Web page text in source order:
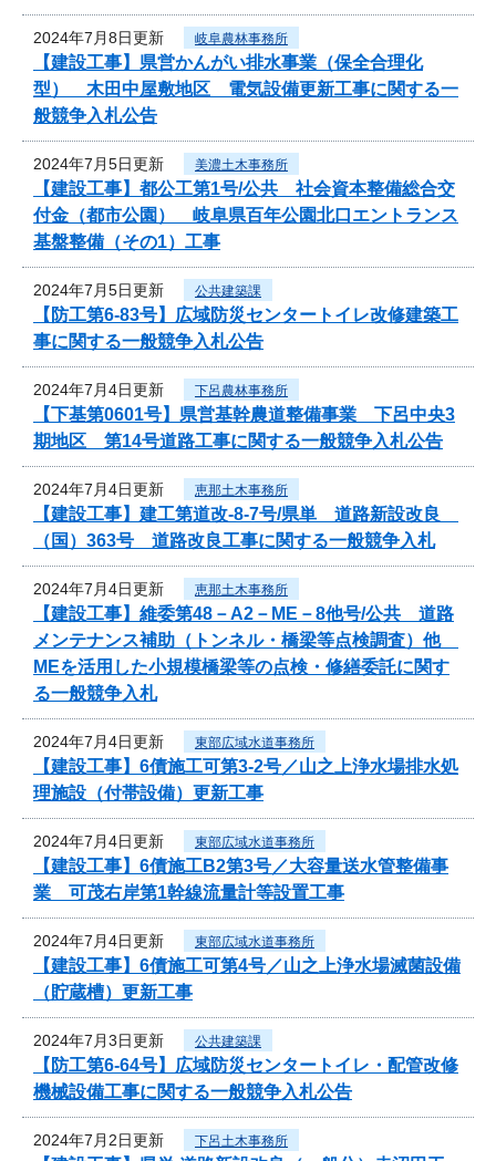
2024年7月8日更新 岐阜農林事務所
【建設工事】県営かんがい排水事業（保全合理化
型） 木田中屋敷地区 電気設備更新工事に関する一
般競争入札公告
2024年7月5日更新 美濃土木事務所
【建設工事】都公工第1号/公共 社会資本整備総合交
付金（都市公園） 岐阜県百年公園北口エントランス
基盤整備（その1）工事
2024年7月5日更新 公共建築課
【防工第6-83号】広域防災センタートイレ改修建築工
事に関する一般競争入札公告
2024年7月4日更新 下呂農林事務所
【下基第0601号】県営基幹農道整備事業 下呂中央3
期地区 第14号道路工事に関する一般競争入札公告
2024年7月4日更新 恵那土木事務所
【建設工事】建工第道改-8-7号/県単 道路新設改良
（国）363号 道路改良工事に関する一般競争入札
2024年7月4日更新 恵那土木事務所
【建設工事】維委第48－A2－ME－8他号/公共 道路
メンテナンス補助（トンネル・橋梁等点検調査）他
MEを活用した小規模橋梁等の点検・修繕委託に関す
る一般競争入札
2024年7月4日更新 東部広域水道事務所
【建設工事】6債施工可第3-2号／山之上浄水場排水処
理施設（付帯設備）更新工事
2024年7月4日更新 東部広域水道事務所
【建設工事】6債施工B2第3号／大容量送水管整備事
業 可茂右岸第1幹線流量計等設置工事
2024年7月4日更新 東部広域水道事務所
【建設工事】6債施工可第4号／山之上浄水場滅菌設備
（貯蔵槽）更新工事
2024年7月3日更新 公共建築課
【防工第6-64号】広域防災センタートイレ・配管改修
機械設備工事に関する一般競争入札公告
2024年7月2日更新 下呂土木事務所